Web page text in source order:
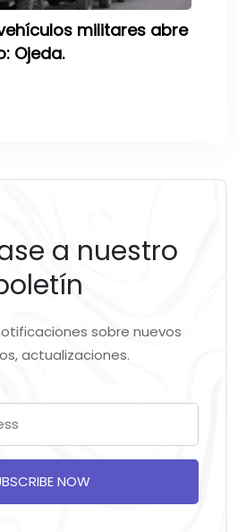
militares abre
Ojeda.
a nuestro
sobre nuevos
actualizaciones.
NOW